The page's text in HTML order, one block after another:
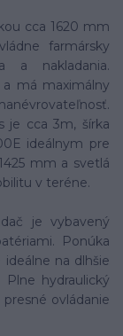
cca 1620 mm
farmársky
a nakladania.
a má maximálny
je cca 3m, šírka
ideálnym pre
mm a svetlá
v teréne.
je vybavený
Ponúka
na dlhšie
hydraulický
ovládanie